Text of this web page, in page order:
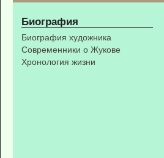
Биография
Биография художника
Современники о Жукове
Хронология жизни